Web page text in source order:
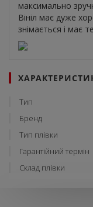
максимально
Вініл має дуже
знімається і має
Тип
Бренд
Тип плівки
Гарантійний термін
Склад плівки